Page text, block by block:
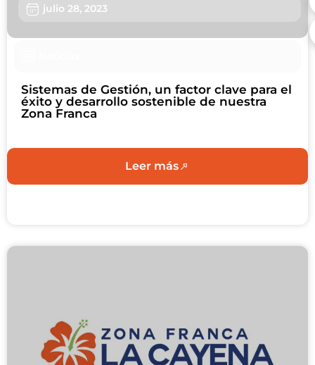
julio 28, 2023
Sistemas de Gestión, un factor clave para el
éxito y desarrollo sostenible de nuestra
Zona Franca
Leer más